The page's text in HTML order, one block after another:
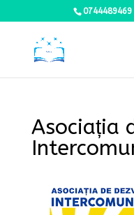
0744489469
Asociația